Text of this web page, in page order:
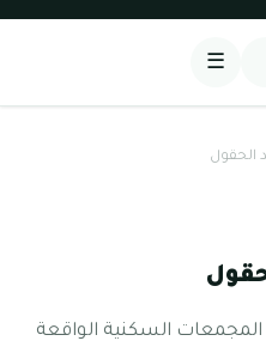
☰
الحقول
السكنية الواقعة